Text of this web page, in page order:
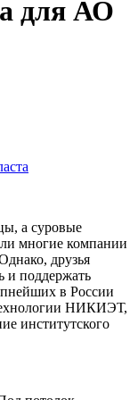
для АО
а суровые
многие компании
друзья
и поддержать
в России
НИКИЭТ,
институтского